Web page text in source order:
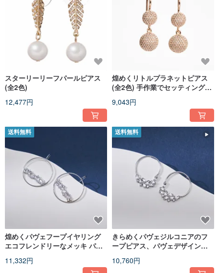
スターリーリーフパールピアス
(全2色)
12,477円
煌めくリトルプラネットピアス
(全2色) 手作業でセッティングさ
輝く
9,043円
送料無料
煌めくパヴェフープイヤリング
エコフレンドリーなメッキ パヴ
11,332円
送料無料
きらめくパヴェジルコニアのフ
ープピアス、パヴェデザイン、
ポスト
10,760円